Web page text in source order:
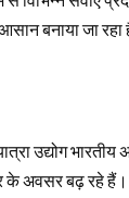
बनाया जा रहा
उद्योग भारतीय
के अवसर बढ़ रहे